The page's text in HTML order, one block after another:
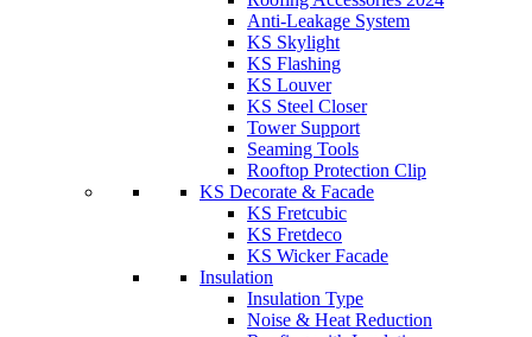
Anti-Leakage System
KS Skylight
KS Flashing
KS Louver
KS Steel Closer
Tower Support
Seaming Tools
Rooftop Protection Clip
KS Decorate & Facade
KS Fretcubic
KS Fretdeco
KS Wicker Facade
Insulation
Insulation Type
Noise & Heat Reduction